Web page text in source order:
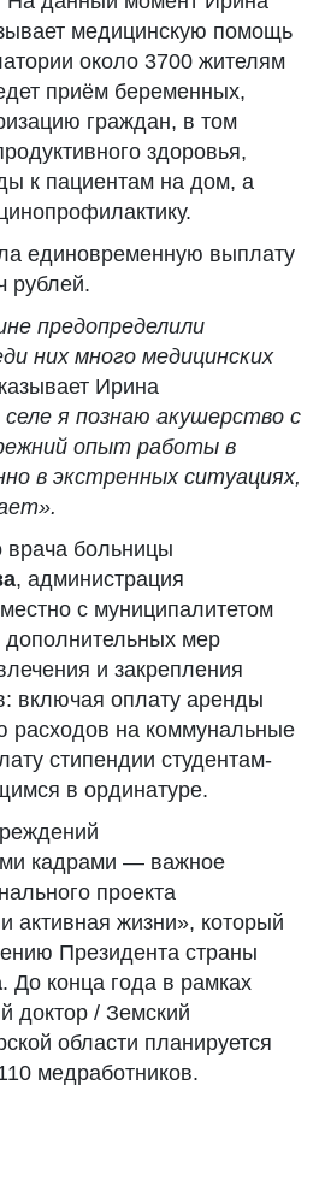
медицинскую помощь
около 3700 жителям
приём беременных,
граждан, в том
здоровья,
к пациентам на дом, а
единовременную выплату
рублей.
предопределили
них много медицинских
Ирина
я познаю акушерство с
опыт работы в
в экстренных ситуациях,
врача больницы
, администрация
с муниципалитетом
дополнительных мер
и закрепления
включая оплату аренды
расходов на коммунальные
стипендии студентам-
в ординатуре.
кадрами — важное
проекта
активная жизни», который
Президента страны
. До конца года в рамках
доктор / Земский
области планируется
медработников.